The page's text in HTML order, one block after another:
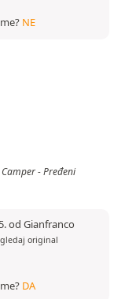
NE
- Pređeni
od Gianfranco
original
DA